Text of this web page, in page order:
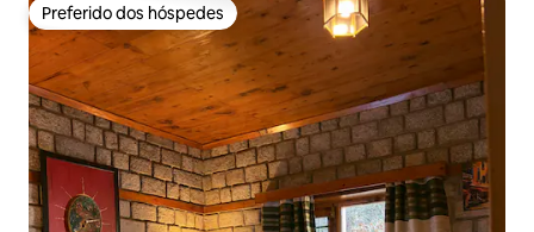
Preferido dos hóspedes
Preferido dos hóspedes